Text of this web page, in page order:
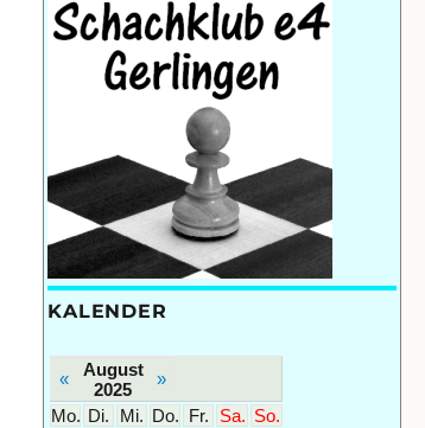
KALENDER
«
August
2025
»
Mo. Di. Mi. Do. Fr. Sa. So.